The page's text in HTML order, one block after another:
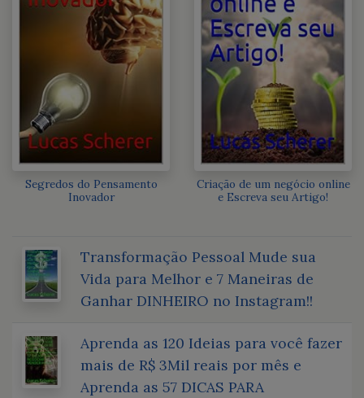
Segredos do Pensamento
Inovador
Criação de um negócio online
e Escreva seu Artigo!
Transformação Pessoal Mude sua
Vida para Melhor e 7 Maneiras de
Ganhar DINHEIRO no Instagram!!
Aprenda as 120 Ideias para você fazer
mais de R$ 3Mil reais por mês e
Aprenda as 57 DICAS PARA